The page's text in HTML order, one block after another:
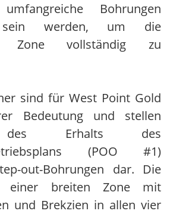
Bohrungen
sein werden, um die
Zone vollständig zu
sind für West Point Gold
Bedeutung und stellen
des Erhalts des
(POO #1)
out-Bohrungen dar. Die
einer breiten Zone mit
und Brekzien in allen vier